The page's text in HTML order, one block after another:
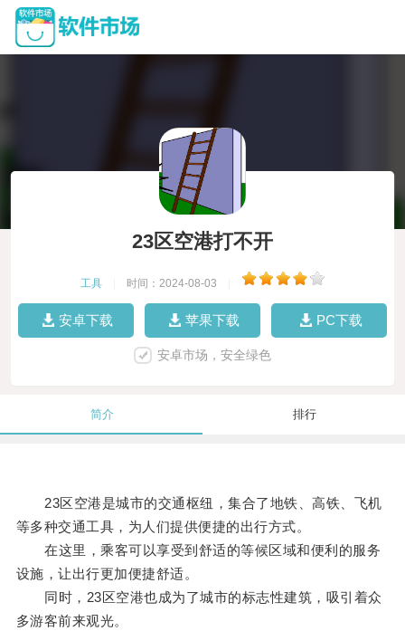
23区空港打不开
工具 时间：2024-08-03
安卓下载 苹果下载 PC下载
安卓市场，安全绿色
简介 排行
23区空港是城市的交通枢纽，集合了地铁、高铁、飞机
等多种交通工具，为人们提供便捷的出行方式。
在这里，乘客可以享受到舒适的等候区域和便利的服务
设施，让出行更加便捷舒适。
同时，23区空港也成为了城市的标志性建筑，吸引着众
多游客前来观光。